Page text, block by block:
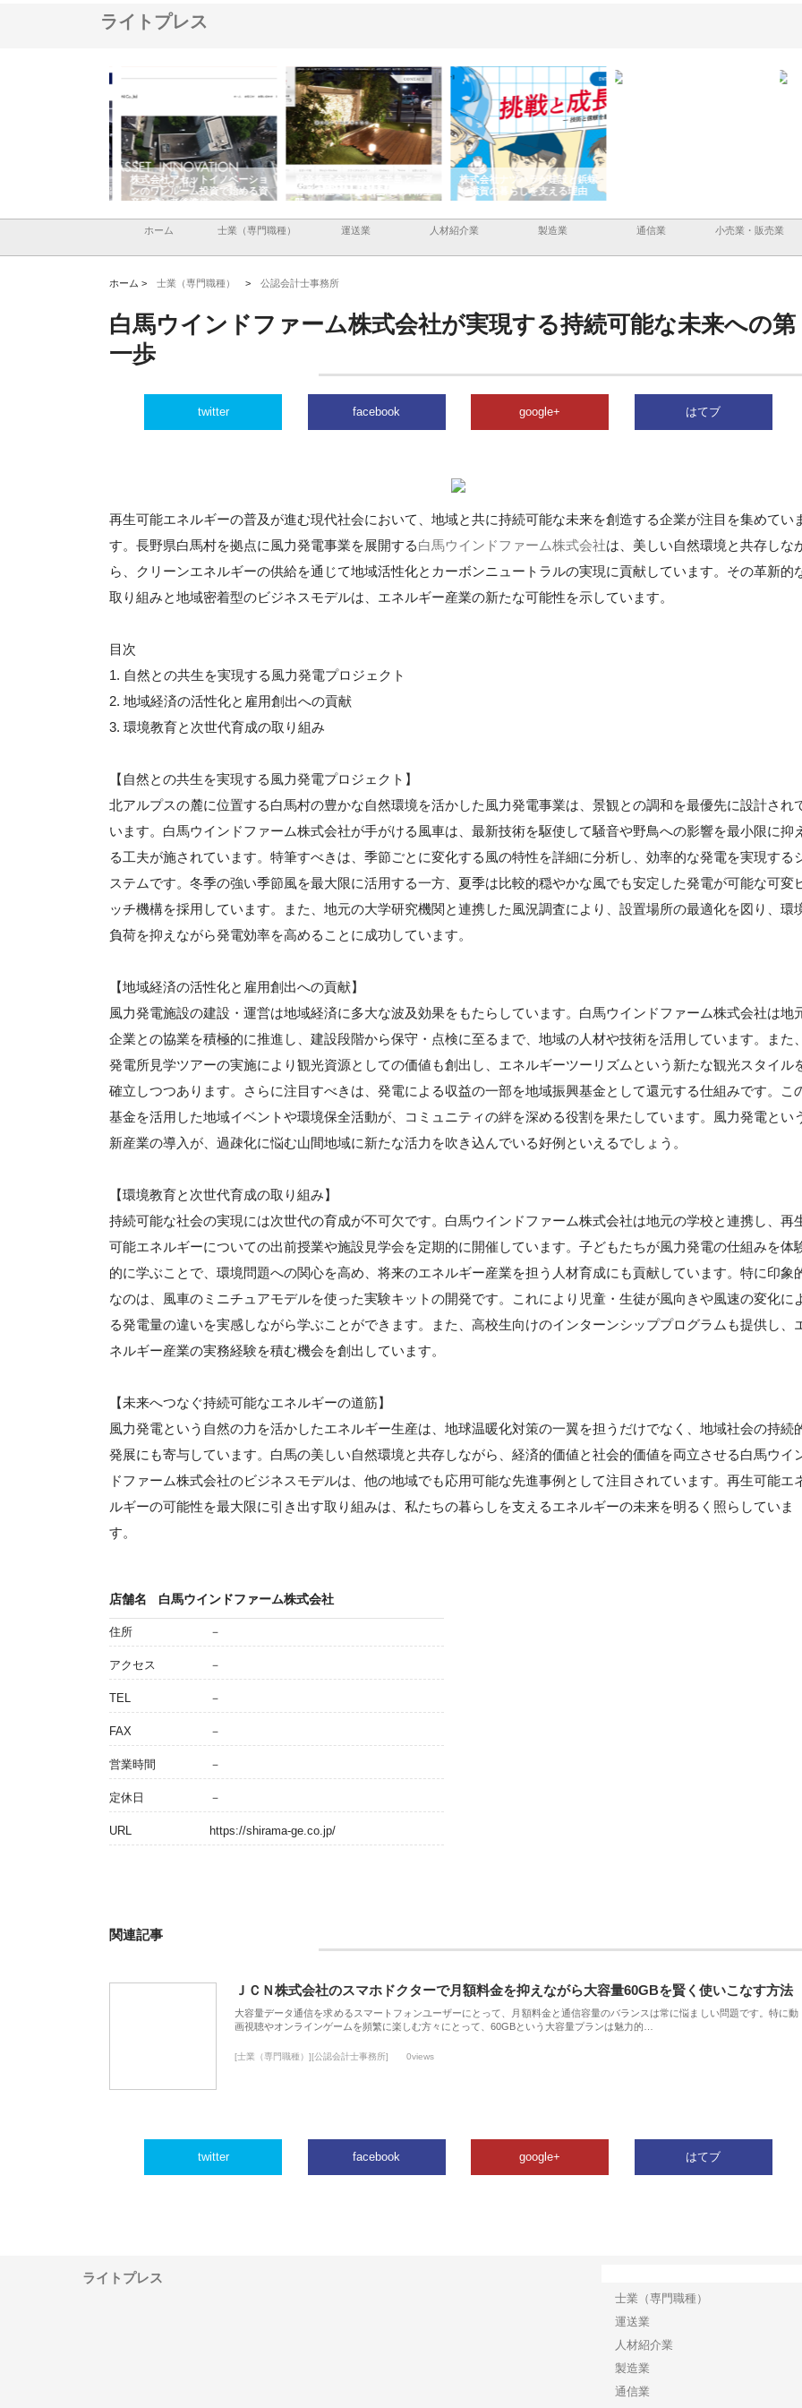
ライトプレス
株式会社アセットイノベーショ
ンのワンルーム投資で始める資
産形成と老後準備
と名古屋で叶える理想の外構空
間
株式会社ナツハラが建設と鋲螺
で滋賀の暮らしを支える理由
ホーム 士業（専門職種） 運送業 人材紹介業 製造業 通信業 小売業・販売業
ホーム > 士業（専門職種） > 公認会計士事務所
白馬ウインドファーム株式会社が実現する持続可能な未来への第
一歩
twitter facebook google+ はてブ
再生可能エネルギーの普及が進む現代社会において、地域と共に持続可能な未来を創造する企業が注目を集めてい
す。長野県白馬村を拠点に風力発電事業を展開する白馬ウインドファーム株式会社は、美しい自然環境と共存しな
ら、クリーンエネルギーの供給を通じて地域活性化とカーボンニュートラルの実現に貢献しています。その革新的
取り組みと地域密着型のビジネスモデルは、エネルギー産業の新たな可能性を示しています。
目次
1. 自然との共生を実現する風力発電プロジェクト
2. 地域経済の活性化と雇用創出への貢献
3. 環境教育と次世代育成の取り組み
【自然との共生を実現する風力発電プロジェクト】
北アルプスの麓に位置する白馬村の豊かな自然環境を活かした風力発電事業は、景観との調和を最優先に設計され
います。白馬ウインドファーム株式会社が手がける風車は、最新技術を駆使して騒音や野鳥への影響を最小限に抑え
る工夫が施されています。特筆すべきは、季節ごとに変化する風の特性を詳細に分析し、効率的な発電を実現する
ステムです。冬季の強い季節風を最大限に活用する一方、夏季は比較的穏やかな風でも安定した発電が可能な可変
ッチ機構を採用しています。また、地元の大学研究機関と連携した風況調査により、設置場所の最適化を図り、環
負荷を抑えながら発電効率を高めることに成功しています。
【地域経済の活性化と雇用創出への貢献】
風力発電施設の建設・運営は地域経済に多大な波及効果をもたらしています。白馬ウインドファーム株式会社は地
企業との協業を積極的に推進し、建設段階から保守・点検に至るまで、地域の人材や技術を活用しています。また、
発電所見学ツアーの実施により観光資源としての価値も創出し、エネルギーツーリズムという新たな観光スタイル
確立しつつあります。さらに注目すべきは、発電による収益の一部を地域振興基金として還元する仕組みです。こ
基金を活用した地域イベントや環境保全活動が、コミュニティの絆を深める役割を果たしています。風力発電とい
新産業の導入が、過疎化に悩む山間地域に新たな活力を吹き込んでいる好例といえるでしょう。
【環境教育と次世代育成の取り組み】
持続可能な社会の実現には次世代の育成が不可欠です。白馬ウインドファーム株式会社は地元の学校と連携し、再
可能エネルギーについての出前授業や施設見学会を定期的に開催しています。子どもたちが風力発電の仕組みを体
的に学ぶことで、環境問題への関心を高め、将来のエネルギー産業を担う人材育成にも貢献しています。特に印象
なのは、風車のミニチュアモデルを使った実験キットの開発です。これにより児童・生徒が風向きや風速の変化に
る発電量の違いを実感しながら学ぶことができます。また、高校生向けのインターンシッププログラムも提供し、
ネルギー産業の実務経験を積む機会を創出しています。
【未来へつなぐ持続可能なエネルギーの道筋】
風力発電という自然の力を活かしたエネルギー生産は、地球温暖化対策の一翼を担うだけでなく、地域社会の持続
発展にも寄与しています。白馬の美しい自然環境と共存しながら、経済的価値と社会的価値を両立させる白馬ウイ
ドファーム株式会社のビジネスモデルは、他の地域でも応用可能な先進事例として注目されています。再生可能エ
ルギーの可能性を最大限に引き出す取り組みは、私たちの暮らしを支えるエネルギーの未来を明るく照らしていま
す。
店舗名 白馬ウインドファーム株式会社
住所 －
アクセス －
TEL －
FAX －
営業時間 －
定休日 －
URL https://shirama-ge.co.jp/
関連記事
ＪＣＮ株式会社のスマホドクターで月額料金を抑えながら大容量60GBを賢く使いこなす方法
大容量データ通信を求めるスマートフォンユーザーにとって、月額料金と通信容量のバランスは常に悩ましい問題です。特に動
画視聴やオンラインゲームを頻繁に楽しむ方々にとって、60GBという大容量プランは魅力的…
[士業（専門職種）][公認会計士事務所] 0views
twitter facebook google+ はてブ
ライトプレス
士業（専門職種）
運送業
人材紹介業
製造業
通信業